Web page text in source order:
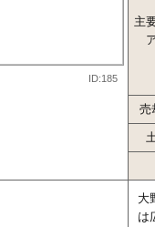
ID:185
主
売
大
は